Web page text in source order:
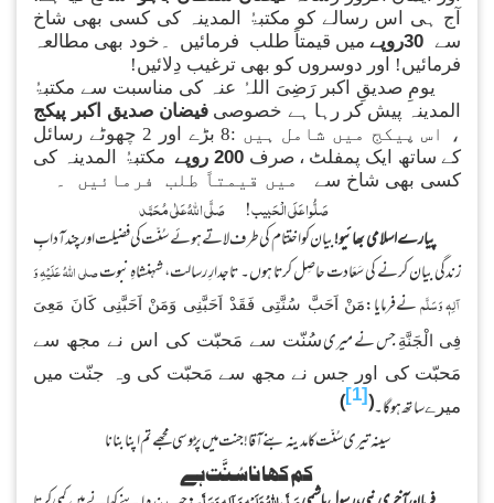
و معرفت کے آفتاب ہیں۔ آپ کی زندگی
عشقِ الٰہی اور خدمتِ خلق سے عبارت ہے۔
نے آپ کی سیرتِ طیبہ پر ایک نہایت جامع
افروز رسالہفیضان سلطان باہوشائع کیا ہے،
رسالے کو مکتبۃُ المدینہ کی کسی بھی شاخ
میں قیمتاً طلب فرمائیں ۔خود بھی مطالعہ
اور دوسروں کو بھی ترغیب دِلائیں!
اکبررَضِیَ اللہُ عنہکی مناسبت سے مکتبۃُ
پیش کر رہا ہے خصوصیفیضان صدیق اکبر پیکج
ایک پمفلٹ ، صرف200 روپے
مکتبۃُ المدینہ کی
میں قیمتاً طلب فرمائیں ۔